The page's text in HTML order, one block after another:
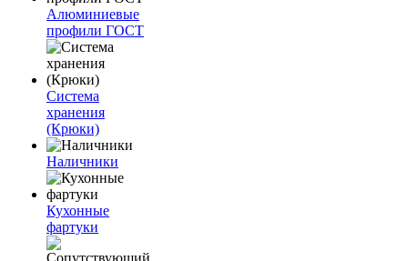
Алюминиевые
профили ГОСТ
Система
хранения
(Крюки)
Наличники
Кухонные
фартуки